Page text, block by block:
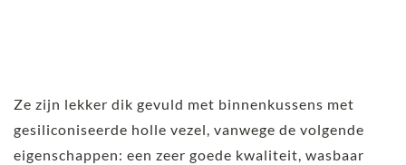
Ze zijn lekker dik gevuld met binnenkussens met
gesiliconiseerde holle vezel, vanwege de volgende
eigenschappen: een zeer goede kwaliteit, wasbaar